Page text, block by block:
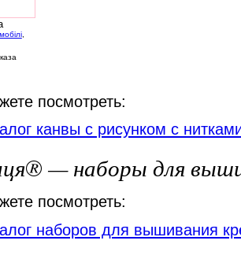
,
посмотреть:
канвы с рисунком с
— наборы для
посмотреть:
наборов для вышивания